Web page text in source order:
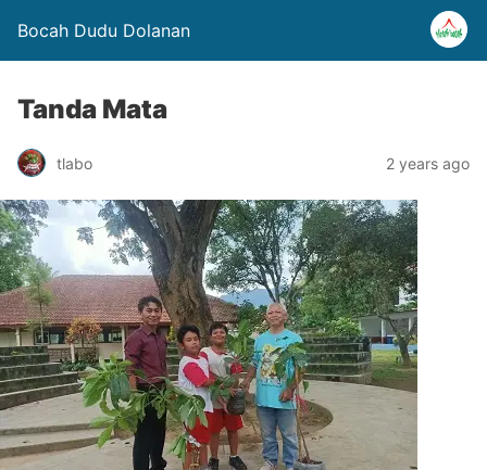
Bocah Dudu Dolanan
Tanda Mata
tlabo 2 years ago